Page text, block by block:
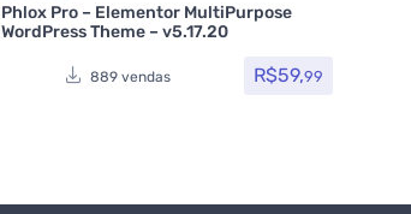
Imobiliária, Listagens e diretórios, Loja Virtual
Multiuso, Política, Portfolio, Reservas e Aluguel
Themeforest, Todos os itens
Avaliação 4.80 de 5
Phlox Pro – Elementor MultiPurpose
WordPress Theme – v5.17.20
889 vendas R$59,99